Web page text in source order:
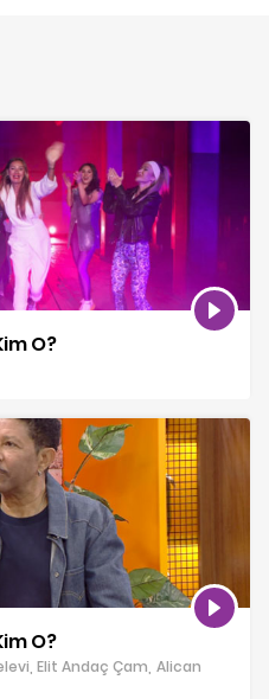
O?
O?
Elit Andaç Çam, Alican